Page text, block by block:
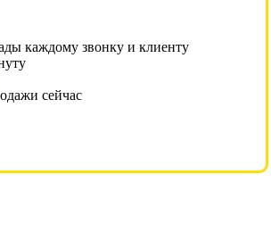
каждому звонку и клиенту
сейчас